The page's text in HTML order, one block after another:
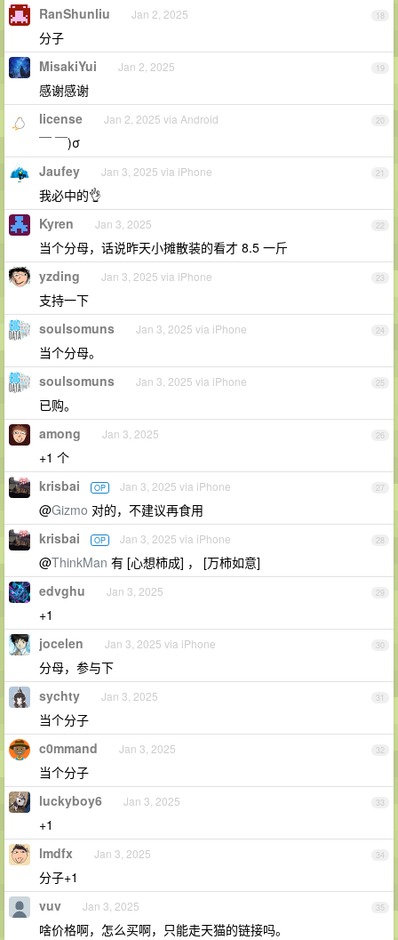
18
RanShunliu Jan 2, 2025
分子
19
MisakiYui Jan 2, 2025
感谢感谢
20
license Jan 2, 2025 via Android
￣ ￣)σ
21
Jaufey Jan 3, 2025 via iPhone
我必中的👌
22
Kyren Jan 3, 2025
当个分母，话说昨天小摊散装的看才 8.5 一斤
23
yzding Jan 3, 2025 via iPhone
支持一下
24
soulsomuns Jan 3, 2025 via iPhone
当个分母。
25
soulsomuns Jan 3, 2025 via iPhone
已购。
26
among Jan 3, 2025
+1 个
27
krisbai OP Jan 3, 2025 via iPhone
@Gizmo 对的，不建议再食用
28
krisbai OP Jan 3, 2025 via iPhone
@ThinkMan 有 [心想柿成] ， [万柿如意]
29
edvghu Jan 3, 2025
+1
30
jocelen Jan 3, 2025 via iPhone
分母，参与下
31
sychty Jan 3, 2025
当个分子
32
c0mmand Jan 3, 2025
当个分子
33
luckyboy6 Jan 3, 2025
+1
34
lmdfx Jan 3, 2025
分子+1
35
vuv Jan 3, 2025
啥价格啊，怎么买啊，只能走天猫的链接吗。